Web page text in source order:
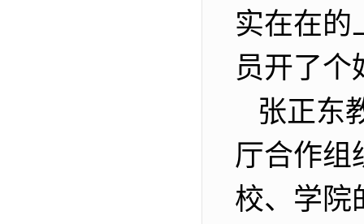
实在在的
员开了个
张正东
厅合作组
校、学院